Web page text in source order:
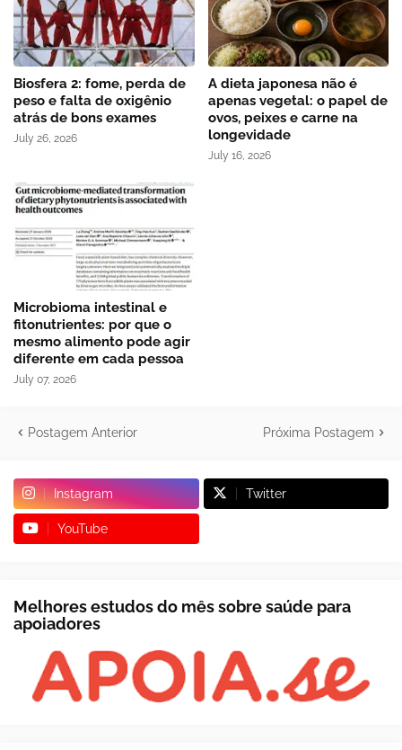
Biosfera 2: fome, perda de
peso e falta de oxigênio
atrás de bons exames
July 26, 2026
A dieta japonesa não é
apenas vegetal: o papel de
ovos, peixes e carne na
longevidade
July 16, 2026
Microbioma intestinal e
fitonutrientes: por que o
mesmo alimento pode agir
diferente em cada pessoa
July 07, 2026
Postagem Anterior Próxima Postagem
Instagram Twitter
YouTube
Melhores estudos do mês sobre saúde para
apoiadores